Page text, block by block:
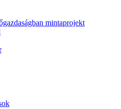
mintaprojekt